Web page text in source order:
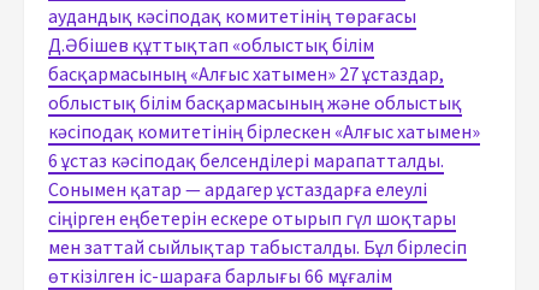
аудандық кәсіподақ комитетінің төрағасы
Д.Әбішев құттықтап «облыстық білім
басқармасының «Алғыс хатымен» 27 ұстаздар,
облыстық білім басқармасының және облыстық
кәсіподақ комитетінің бірлескен «Алғыс хатымен»
6 ұстаз кәсіподақ белсенділері марапатталды.
Сонымен қатар — ардагер ұстаздарға елеулі
сіңірген еңбетерін ескере отырып гүл шоқтары
мен заттай сыйлықтар табысталды. Бұл бірлесіп
өткізілген іс-шараға барлығы 66 мұғалім